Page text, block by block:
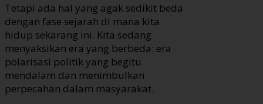
Tetapi ada hal yang agak sedikit beda
dengan fase sejarah di mana kita
hidup sekarang ini. Kita sedang
menyaksikan era yang berbeda: era
polarisasi politik yang begitu
mendalam dan menimbulkan
perpecahan dalam masyarakat.